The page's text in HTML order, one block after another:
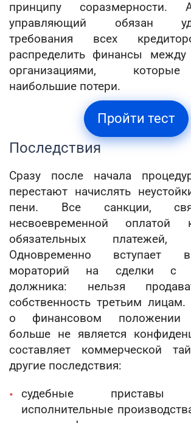
принципу соразмерности.
управляющий обязан
требования всех
распределить финансы между
организациями,
наибольшие потери.
Пройти тест
Последствия
Сразу после начала
перестают начислять
пени. Все санкции,
несвоевременной оплатой
обязательных платежей,
Одновременно вступает
мораторий на сделки с
должника: нельзя
собственность третьим
о финансовом положении
больше не является
составляет коммерческой
другие последствия:
судебные приставы
исполнительные